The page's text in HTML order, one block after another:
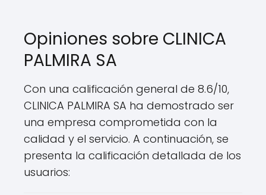
Opiniones sobre CLINICA
PALMIRA SA
Con una calificación general de 8.6/10,
CLINICA PALMIRA SA ha demostrado ser
una empresa comprometida con la
calidad y el servicio. A continuación, se
presenta la calificación detallada de los
usuarios: